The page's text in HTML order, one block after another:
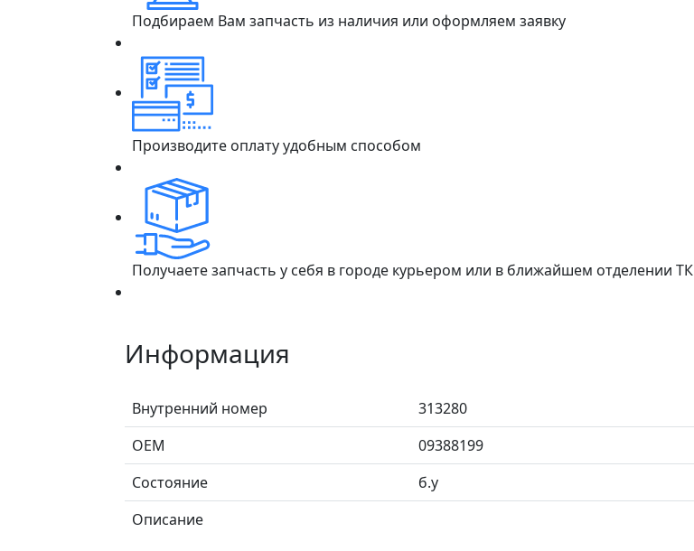
Подбираем Вам запчасть из наличия или оформляем заявку
Производите оплату удобным способом
Получаете запчасть у себя в городе курьером или в ближайшем отделении ТК
Информация
Внутренний номер
313280
ОЕМ
09388199
Состояние
б.у
Описание